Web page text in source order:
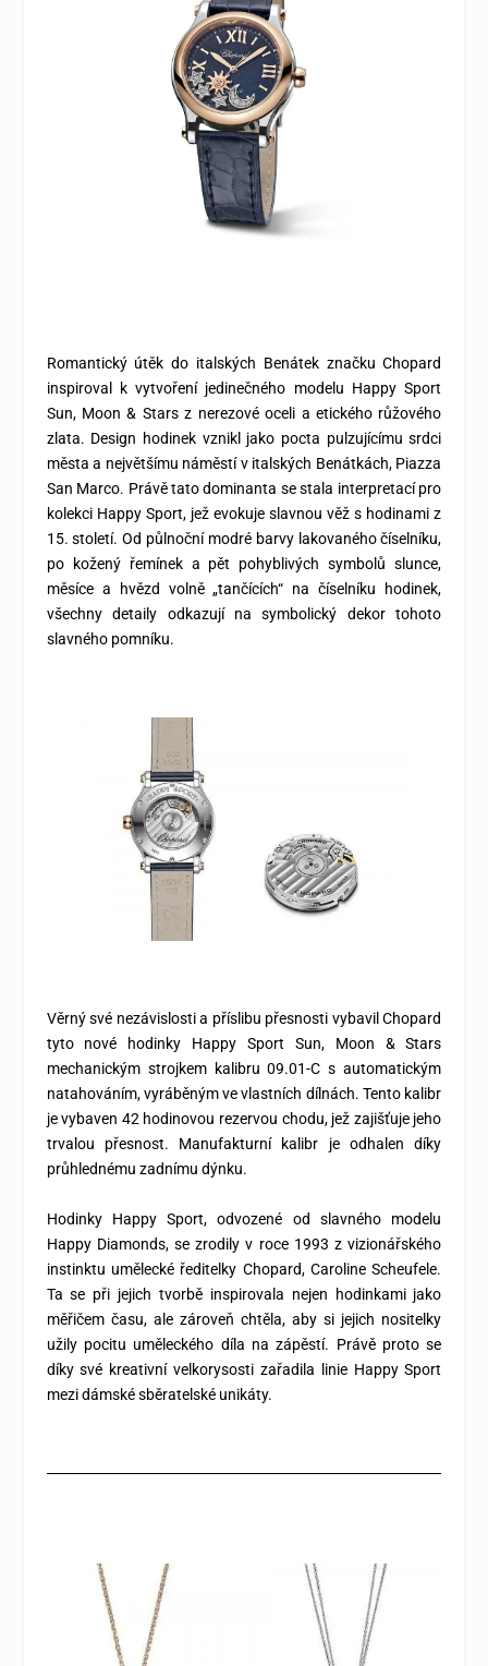
Romantický útěk do italských Benátek značku Chopard
inspiroval k vytvoření jedinečného modelu Happy Sport
Sun, Moon & Stars z nerezové oceli a etického růžového
zlata. Design hodinek vznikl jako pocta pulzujícímu srdci
města a největšímu náměstí v italských Benátkách, Piazza
San Marco. Právě tato dominanta se stala interpretací pro
kolekci Happy Sport, jež evokuje slavnou věž s hodinami z
15. století. Od půlnoční modré barvy lakovaného číselníku,
po kožený řemínek a pět pohyblivých symbolů slunce,
měsíce a hvězd volně „tančících“ na číselníku hodinek,
všechny detaily odkazují na symbolický dekor tohoto
slavného pomníku.
Věrný své nezávislosti a příslibu přesnosti vybavil Chopard
tyto nové hodinky Happy Sport Sun, Moon & Stars
mechanickým strojkem kalibru 09.01-C s automatickým
natahováním, vyráběným ve vlastních dílnách. Tento kalibr
je vybaven 42 hodinovou rezervou chodu, jež zajišťuje jeho
trvalou přesnost. Manufakturní kalibr je odhalen díky
průhlednému zadnímu dýnku.
Hodinky Happy Sport, odvozené od slavného modelu
Happy Diamonds, se zrodily v roce 1993 z vizionářského
instinktu umělecké ředitelky Chopard, Caroline Scheufele.
Ta se při jejich tvorbě inspirovala nejen hodinkami jako
měřičem času, ale zároveň chtěla, aby si jejich nositelky
užily pocitu uměleckého díla na zápěstí. Právě proto se
díky své kreativní velkorysosti zařadila linie Happy Sport
mezi dámské sběratelské unikáty.